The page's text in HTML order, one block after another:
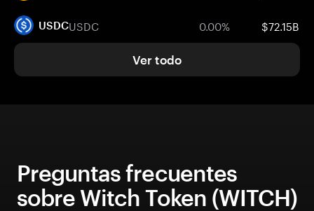
USDCUSDC 0.00% $72.15B
Ver todo
Preguntas frecuentes
sobre Witch Token (WITCH)